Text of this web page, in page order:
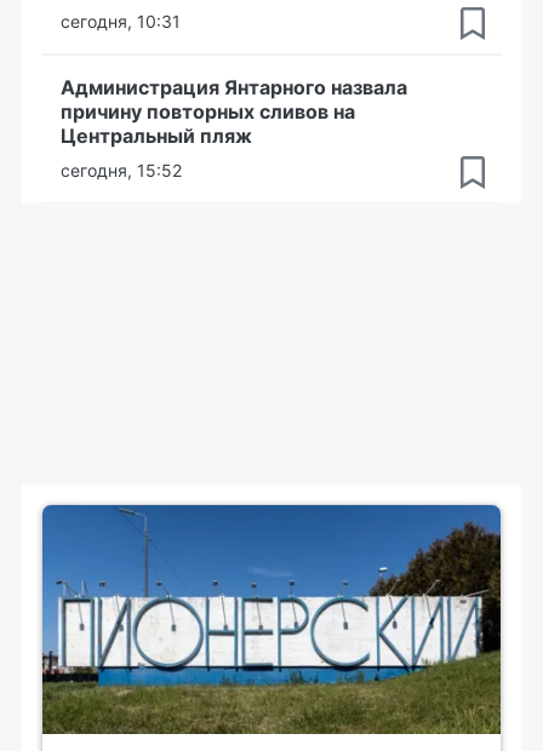
сегодня, 10:31
Администрация Янтарного назвала
причину повторных сливов на
Центральный пляж
сегодня, 15:52